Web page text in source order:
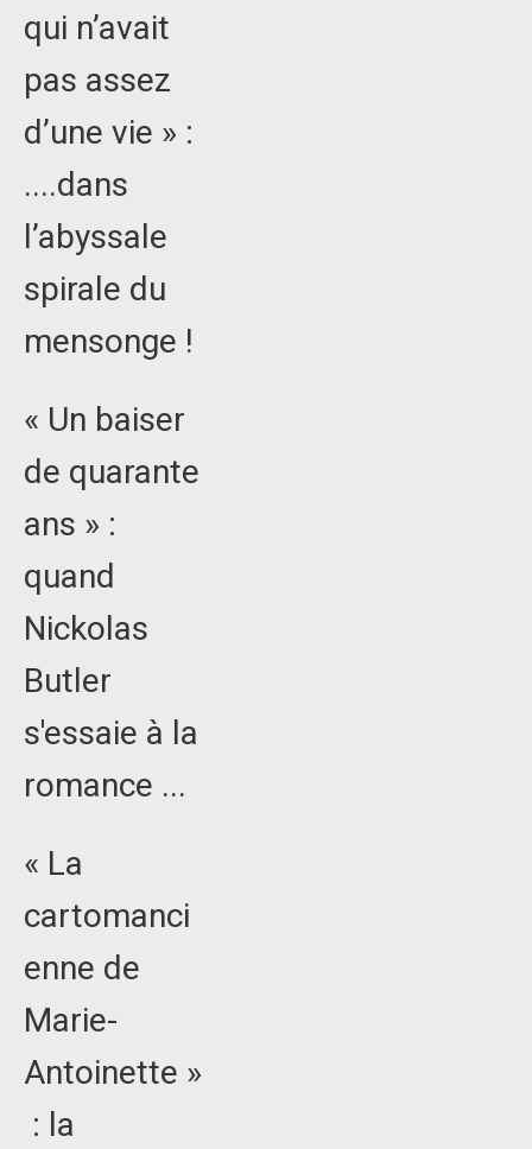
qui n’avait
pas assez
d’une vie » :
....dans
l’abyssale
spirale du
mensonge !
« Un baiser
de quarante
ans » :
quand
Nickolas
Butler
s'essaie à la
romance ...
« La
cartomanci
enne de
Marie-
Antoinette »
: la